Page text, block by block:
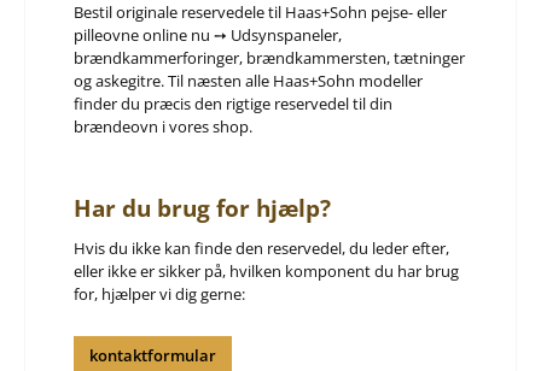
Bestil originale reservedele til Haas+Sohn pejse- eller
pilleovne online nu ➙ Udsynspaneler,
brændkammerforinger, brændkammersten, tætninger
og askegitre. Til næsten alle Haas+Sohn modeller
finder du præcis den rigtige reservedel til din
brændeovn i vores shop.
Har du brug for hjælp?
Hvis du ikke kan finde den reservedel, du leder efter,
eller ikke er sikker på, hvilken komponent du har brug
for, hjælper vi dig gerne:
kontaktformular